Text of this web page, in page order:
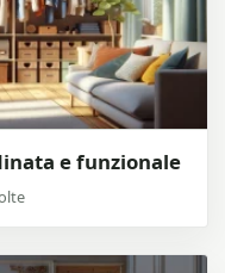
e funzionale